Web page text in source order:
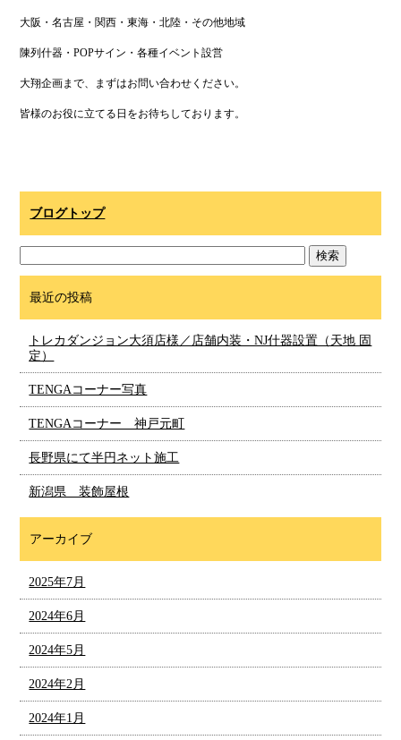
大阪・名古屋・関西・東海・北陸・その他地域
陳列什器・POPサイン・各種イベント設営
大翔企画まで、まずはお問い合わせください。
皆様のお役に立てる日をお待ちしております。
ブログトップ
最近の投稿
トレカダンジョン大須店様／店舗内装・NJ什器設置（天地 固
定）
TENGAコーナー写真
TENGAコーナー 神戸元町
長野県にて半円ネット施工
新潟県 装飾屋根
アーカイブ
2025年7月
2024年6月
2024年5月
2024年2月
2024年1月